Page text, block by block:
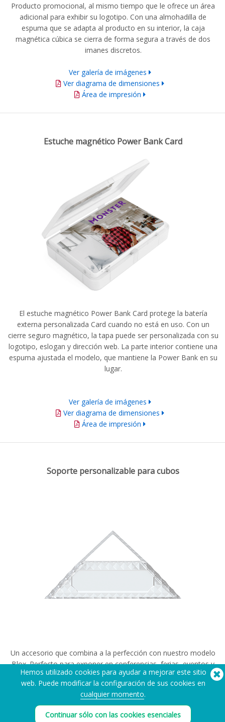
Producto promocional, al mismo tiempo que le ofrece un área
adicional para exhibir su logotipo. Con una almohadilla de
espuma que se adapta al producto en su interior, la caja
magnética cúbica se cierra de forma segura a través de dos
imanes discretos.
Ver galería de imágenes
Ver diagrama de dimensiones
Área de impresión
Estuche magnético Power Bank Card
El estuche magnético Power Bank Card protege la batería
externa personalizada Card cuando no está en uso. Con un
cierre seguro magnético, la tapa puede ser personalizada con su
logotipo, eslogan y dirección web. La parte interior contiene una
espuma ajustada el modelo, que mantiene la Power Bank en su
lugar.
Ver galería de imágenes
Ver diagrama de dimensiones
Área de impresión
Soporte personalizable para cubos
Un accesorio que combina a la perfección con nuestro modelo
Blox. Perfecto para exponer en conferencias, ferias, eventos y
mucho más.
Ver galería de imágenes
Ver diagrama de dimensiones
Área de impresión
Hemos utilizado cookies para ayudar a mejorar este sitio
web. Puede modificar la configuración de sus cookies en
cualquier momento.
Continuar sólo con las cookies esenciales